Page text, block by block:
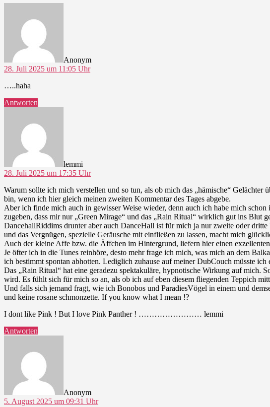
Anonym
28. Juli 2025 um 11:05 Uhr
…..haha
Antworten
lemmi
28. Juli 2025 um 17:35 Uhr
Warum sollte ich mich verstellen und so tun, als ob mich das „hämische“
bin, wenn ich hier gleich meinen zweiten Kommentar des Tages abgebe.
Aber ich finde mich auch in gewisser Weise wieder, denn auch ich habe mich
zugeben, dass mir nur „Green Mirage“ und das „Rain Ritual“ wirklich gut ins Blut
DancehallRiddims drunter aber auch DanceHall ist für mich ja nur zweite oder
und das Vergnügen, spezielle Geräusche mit einfließen zu lassen, macht mich
Auch der kleine Affe bzw. die Äffchen im Hintergrund, liefern hier einen
Je öfter ich in die Tunes reinhöre, desto mehr frage ich mich, was mich an dem
ich bestimmt spontan abhotten. Lediglich zuhause auf meiner DubCouch müsste ich
Das „Rain Ritual“ hat eine geradezu spektakuläre, hypnotische Wirkung auf mich.
wird. Es fühlt sich für mich so an, als ob ich auf eben diesem fliegenden Teppich
Und falls sich jemand fragt, wie ich Bonobos und ParadiesVögel in einem und
und keine rosane schmonzette. If you know what I mean !?
I dont like Pink ! But I love Pink Panther ! …………………… lemmi
Antworten
Anonym
5. August 2025 um 09:31 Uhr